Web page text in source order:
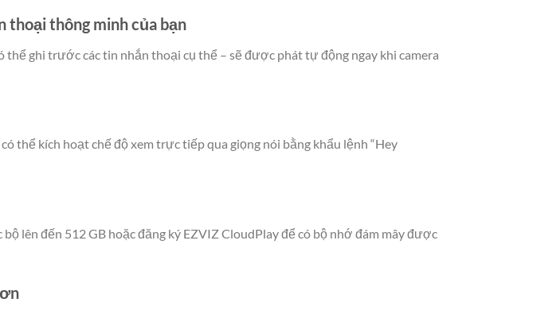
thoại thông minh của bạn
ghi trước các tin nhắn thoại cụ thể – sẽ được phát tự động ngay khi camera
thể kích hoạt chế độ xem trực tiếp qua giọng nói bằng khẩu lệnh “Hey
lên đến 512 GB hoặc đăng ký EZVIZ CloudPlay để có bộ nhớ đám mây được